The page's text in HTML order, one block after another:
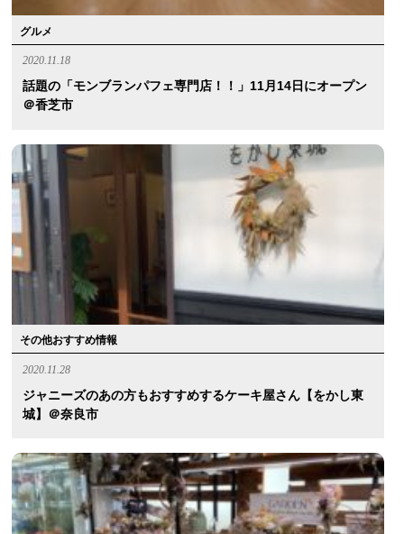
グルメ
2020.11.18
話題の「モンブランパフェ専門店！！」11月14日にオープン
＠香芝市
その他おすすめ情報
2020.11.28
ジャニーズのあの方もおすすめするケーキ屋さん【をかし東
城】＠奈良市